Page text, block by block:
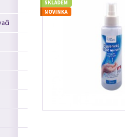
SKLADEM
NOVINKA